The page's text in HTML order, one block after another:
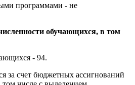
программами - не
обучающихся, в том
- 94.
за счет бюджетных ассигнований